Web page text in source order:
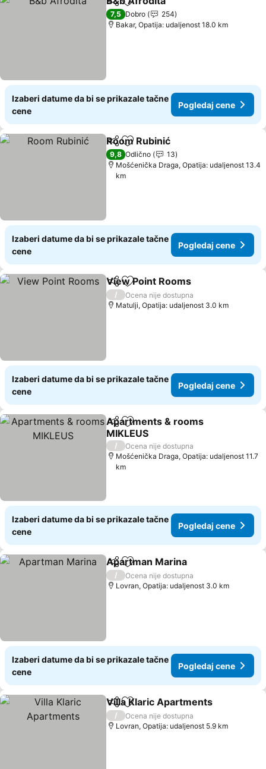
Deli Dodati u favorite
7,5 Dobro
254
Bakar, Opatija: udaljenost 18.0 km
Izaberi datume da bi se prikazale tačne
cene
Pogledaj cene
Deli Dodati u favorite
Room Rubinić
9,8 Odlično
13
Mošćenička Draga, Opatija: udaljenost 13.4
km
Izaberi datume da bi se prikazale tačne
cene
Pogledaj cene
Deli Dodati u favorite
View Point Rooms
/
Ocena nije dostupna
Matulji, Opatija: udaljenost 3.0 km
Izaberi datume da bi se prikazale tačne
cene
Pogledaj cene
Deli Dodati u favorite
Apartments & rooms
MIKLEUS
/
Ocena nije dostupna
Mošćenička Draga, Opatija: udaljenost 11.7
km
Izaberi datume da bi se prikazale tačne
cene
Pogledaj cene
Deli Dodati u favorite
Apartman Marina
/
Ocena nije dostupna
Lovran, Opatija: udaljenost 3.0 km
Izaberi datume da bi se prikazale tačne
cene
Pogledaj cene
Deli Dodati u favorite
Villa Klaric Apartments
/
Ocena nije dostupna
Lovran, Opatija: udaljenost 5.9 km